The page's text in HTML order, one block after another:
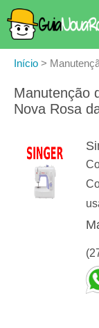
Início >
Manutenção
Nova Rosa